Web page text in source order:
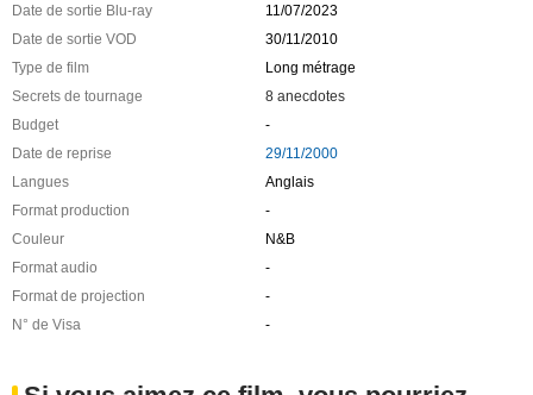
Date de sortie Blu-ray
11/07/2023
Date de sortie VOD
30/11/2010
Type de film
Long métrage
Secrets de tournage
8 anecdotes
Budget
-
Date de reprise
29/11/2000
Langues
Anglais
Format production
-
Couleur
N&B
Format audio
-
Format de projection
-
N° de Visa
-